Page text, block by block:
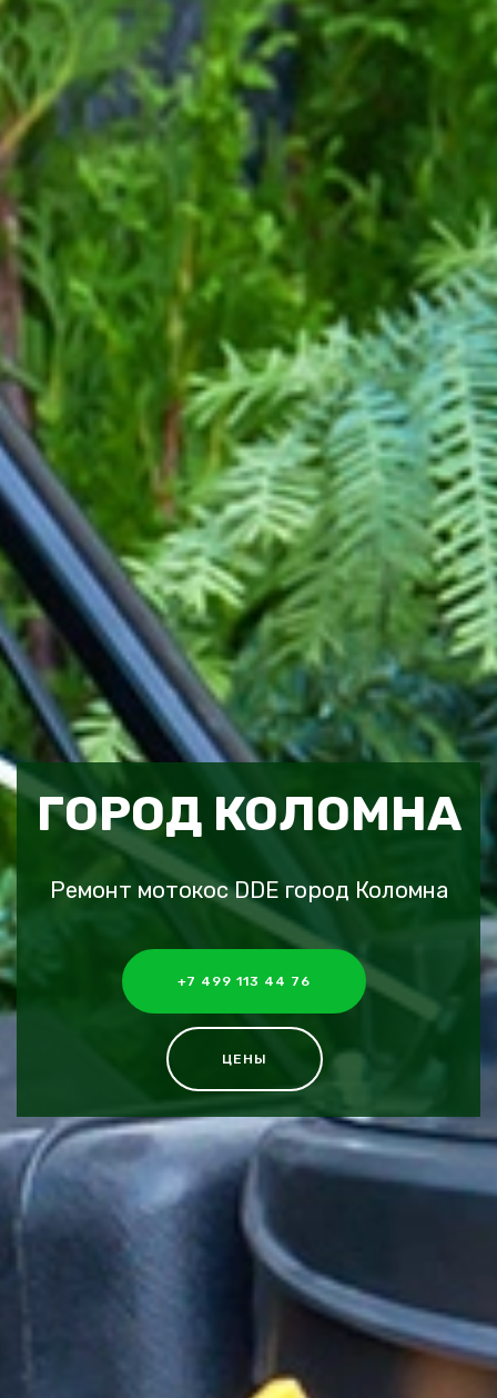
ГОРОД КОЛОМНА
Ремонт мотокос DDE город Коломна
+7 499 113 44 76
ЦЕНЫ